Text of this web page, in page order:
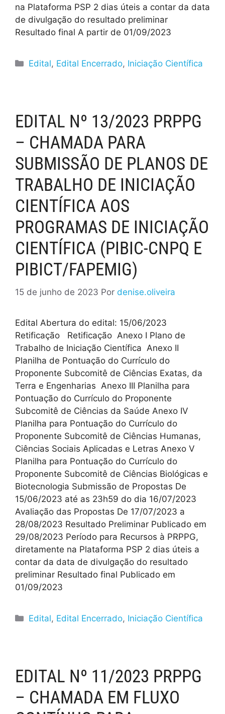
na Plataforma PSP 2 dias úteis a contar da data
de divulgação do resultado preliminar
Resultado final A partir de 01/09/2023
Edital, Edital Encerrado, Iniciação Científica
EDITAL Nº 13/2023 PRPPG
– CHAMADA PARA
SUBMISSÃO DE PLANOS DE
TRABALHO DE INICIAÇÃO
CIENTÍFICA AOS
PROGRAMAS DE INICIAÇÃO
CIENTÍFICA (PIBIC-CNPQ E
PIBICT/FAPEMIG)
15 de junho de 2023 Por denise.oliveira
Edital Abertura do edital: 15/06/2023
Retificação Retificação Anexo I Plano de
Trabalho de Iniciação Científica Anexo II
Planilha de Pontuação do Currículo do
Proponente Subcomitê de Ciências Exatas, da
Terra e Engenharias Anexo III Planilha para
Pontuação do Currículo do Proponente
Subcomitê de Ciências da Saúde Anexo IV
Planilha para Pontuação do Currículo do
Proponente Subcomitê de Ciências Humanas,
Ciências Sociais Aplicadas e Letras Anexo V
Planilha para Pontuação do Currículo do
Proponente Subcomitê de Ciências Biológicas e
Biotecnologia Submissão de Propostas De
15/06/2023 até as 23h59 do dia 16/07/2023
Avaliação das Propostas De 17/07/2023 a
28/08/2023 Resultado Preliminar Publicado em
29/08/2023 Período para Recursos à PRPPG,
diretamente na Plataforma PSP 2 dias úteis a
contar da data de divulgação do resultado
preliminar Resultado final Publicado em
01/09/2023
Edital, Edital Encerrado, Iniciação Científica
EDITAL Nº 11/2023 PRPPG
– CHAMADA EM FLUXO